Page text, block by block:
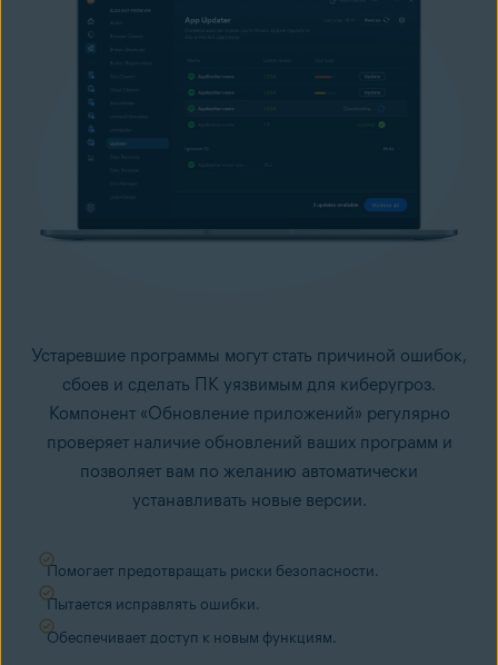
Устаревшие программы могут стать причиной ошибок,
сбоев и сделать ПК уязвимым для киберугроз.
Компонент «Обновление приложений» регулярно
проверяет наличие обновлений ваших программ и
позволяет вам по желанию автоматически
устанавливать новые версии.
Помогает предотвращать риски безопасности.
Пытается исправлять ошибки.
Обеспечивает доступ к новым функциям.